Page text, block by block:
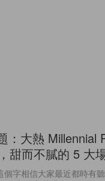
：大熱 Millennial
甜而不膩的 5 大
個字相信大家最近都時有